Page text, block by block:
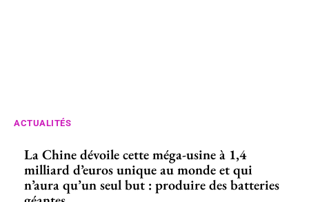
ACTUALITÉS
La Chine dévoile cette méga-usine à 1,4
milliard d’euros unique au monde et qui
n’aura qu’un seul but : produire des batteries